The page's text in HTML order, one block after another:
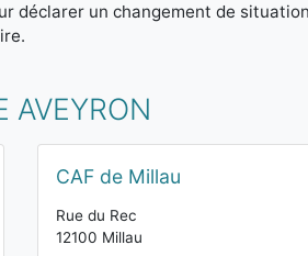
déclarer un changement de
AVEYRON
CAF de Millau
Rue du Rec
12100 Millau